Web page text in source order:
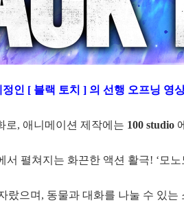
인 [ 블랙 토치 ] 의 선행 오프닝 영
로, 애니메이션 제작에는 100 studio
펼쳐지는 화끈한 액션 활극! ‘모
랐으며, 동물과 대화를 나눌 수 있는